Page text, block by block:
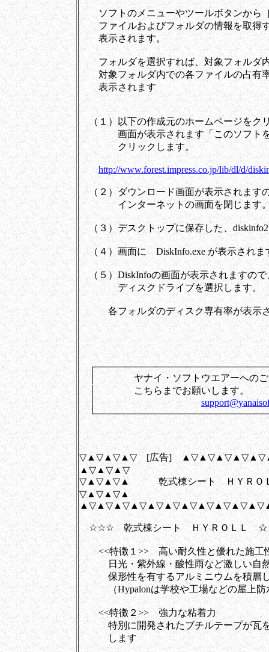
ソフトのメニューやツールボタンから
ファイルおよびフォルダの情報を取得
表示されます。
フォルダを選択すれば、対象フォルダ内
対象フォルダ内での各ファイルの占有
表示されます
（１）以下の作成元のホームページをク
画面が表示されます「このソフトを
クリックします。
http://www.forest.impress.co.jp/lib/dl/d/
（２）ダウンロード画面が表示されます
インターネットの画面を閉じます
（３）デスクトップに保存した、
（４）画面に DiskInfo.exe が表示されま
（５）DiskInfoの画面が表示されますの
ディスクドライブを選択します。
各フォルダのディスク専有率が表示さ
│ ヤナイ・ソフトウエアーへの
│ こちらまでお
│
▽▲▽▲▽▲▽ [広告]
▲▽▲▽▲▽
▽▲▽▲▽▲ 乾式棟シート ＨＹＲＯ
▽▲▽▲▽▲
☆☆☆ 乾式棟シート ＨＹＲＯＬＬ
<<特徴１>> 高い耐久性と優れた施工
日光・紫外線・酸性雨など激しい自然
保形性を有するアルミニウムを積層し
（Hypalonは学校や工場などの屋上防
<<特徴２>> 強力な粘着力
特別に開発されたブチルテープが瓦を
します